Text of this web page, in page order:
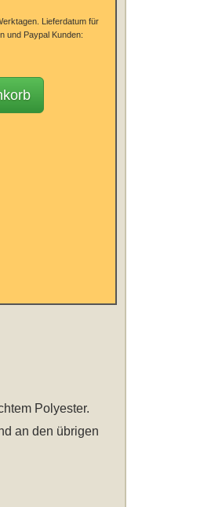
Lieferdatum für
und Paypal Kunden:
Polyester.
an den übrigen